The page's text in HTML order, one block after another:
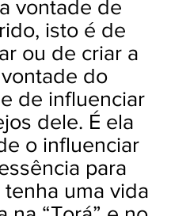
vontade de
isto é de
ou de criar a
do
de influenciar
dele. É ela
o influenciar
para
uma vida